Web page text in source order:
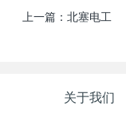
上一篇：北塞电工
关于我们